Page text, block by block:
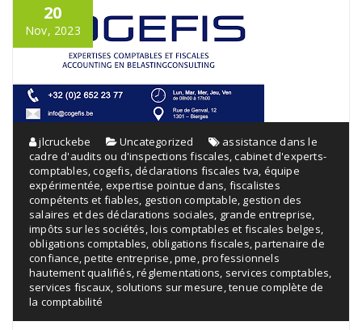
20
Nov, 2023
jlcruckebe Uncategorized
assistance dans le
cadre d'audits ou d'inspections fiscales ,cabinet d'experts-
comptables ,cogefis ,déclarations fiscales tva équipe
expérimentée expertise pointue dans fiscalistes
compétents et fiables gestion comptable gestion des
salaires et des déclarations sociales grande entreprise
impôts sur les sociétés ,lois comptables et fiscales belges
obligations comptables obligations fiscales ,partenaire de
confiance ,petite entreprise ,pme ,professionnels
hautement qualifiés ,réglementations services comptables
services fiscaux solutions sur mesure ,tenue complète de
la comptabilité